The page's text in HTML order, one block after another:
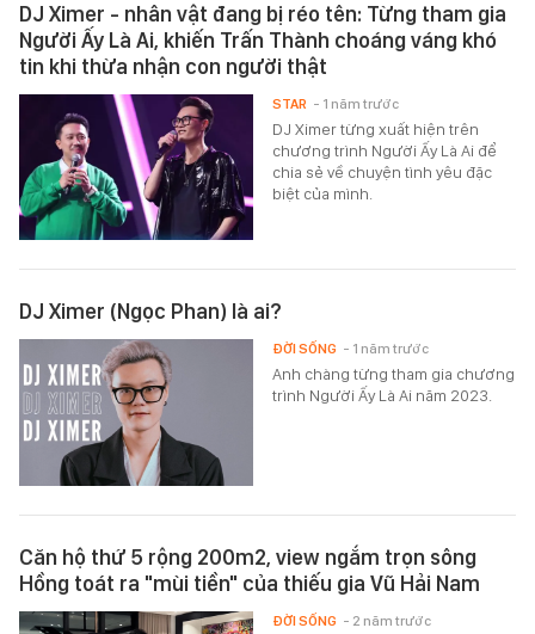
DJ Ximer - nhân vật đang bị réo tên: Từng tham gia
Người Ấy Là Ai, khiến Trấn Thành choáng váng khó
tin khi thừa nhận con người thật
DJ Ximer từng xuất hiện trên
chương trình Người Ấy Là Ai để
chia sẻ về chuyện tình yêu đặc
biệt của mình.
STAR - 1 năm trước
DJ Ximer (Ngọc Phan) là ai?
Anh chàng từng tham gia chương
trình Người Ấy Là Ai năm 2023.
ĐỜI SỐNG - 1 năm trước
Căn hộ thứ 5 rộng 200m2, view ngắm trọn sông
Hồng toát ra "mùi tiền" của thiếu gia Vũ Hải Nam
ĐỜI SỐNG - 2 năm trước